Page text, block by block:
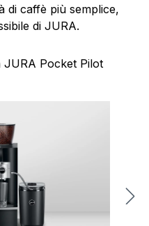
di caffè più semplice,
di JURA.
JURA Pocket Pilot